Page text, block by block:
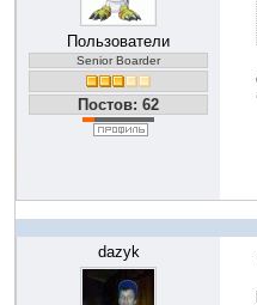
Пользователи
Senior Boarder
Постов: 62
dazyk